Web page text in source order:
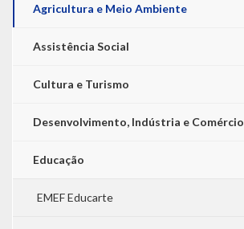
Agricultura e Meio Ambiente
Assistência Social
Cultura e Turismo
Desenvolvimento, Indústria e Comércio
Educação
EMEF Educarte